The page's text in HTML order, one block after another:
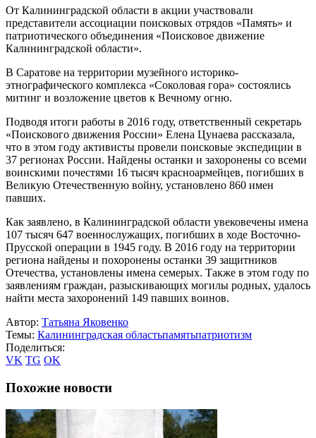
От Калининградской области в акции участвовали
представители ассоциации поисковых отрядов «Память» и
патриотического объединения «Поисковое движение
Калининградской области».
В Саратове на территории музейного историко-
этнографического комплекса «Соколовая гора» состоялись
митинг и возложение цветов к Вечному огню.
Подводя итоги работы в 2016 году, ответственный секретарь
«Поискового движения России» Елена Цунаева рассказала,
что в этом году активисты провели поисковые экспедиции в
37 регионах России. Найдены останки и захоронены со всеми
воинскими почестями 16 тысяч красноармейцев, погибших в
Великую Отечественную войну, установлено 860 имен
павших.
Как заявлено, в Калининградской области увековечены имена
107 тысяч 647 военнослужащих, погибших в ходе Восточно-
Прусской операции в 1945 году. В 2016 году на территории
региона найдены и похоронены останки 39 защитников
Отечества, установлены имена семерых. Также в этом году по
заявлениям граждан, разыскивающих могилы родных, удалось
найти места захоронений 149 павших воинов.
Автор: Татьяна Яковенко
Темы: Калининградская областьпамятьпатриотизм
Поделиться:
VK TG OK
Похожие новости